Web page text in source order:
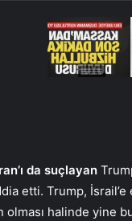
da suçlayan
etti. Trump,
olması halinde yine